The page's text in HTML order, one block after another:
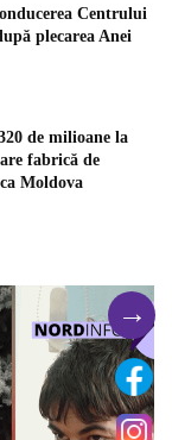
Centrului
plecarea Anei
de milioane la
fabrică de
Moldova
→